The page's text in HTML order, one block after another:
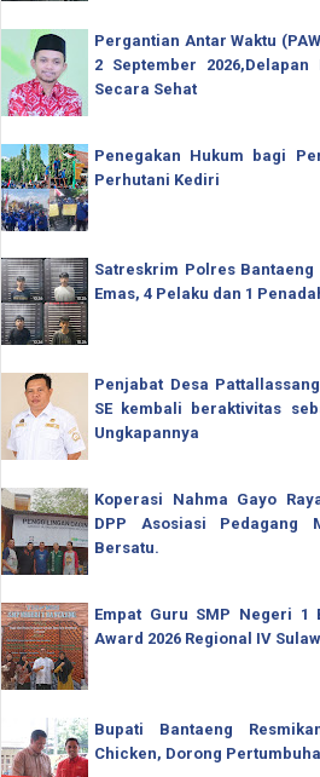
Pergantian Antar Waktu
2 September
Secara Sehat
Penegakan Hukum bagi
Perhutani Kediri
Satreskrim Polres
Emas, 4 Pelaku dan 1
Penjabat Desa
SE kembali beraktivitas
Ungkapannya
Koperasi Nahma Gayo
DPP Asosiasi Pedagang
Bersatu.
Empat Guru SMP Negeri 1
Award 2026 Regional IV
Bupati Bantaeng
Chicken, Dorong